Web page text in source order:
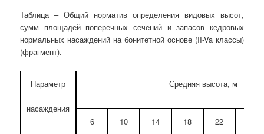
Таблица – Общий норматив определения видовых высот,
сумм площадей поперечных сечений и запасов кедровых
нормальных насаждений на бонитетной основе (II-Va классы)
(фрагмент).
Параметр
насаждения
Средняя высота, м
6 10 14 18 22